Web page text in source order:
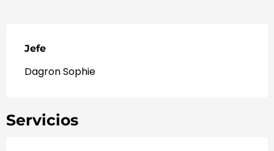
Jefe
Jefe
Dagron Sophie
Servicios